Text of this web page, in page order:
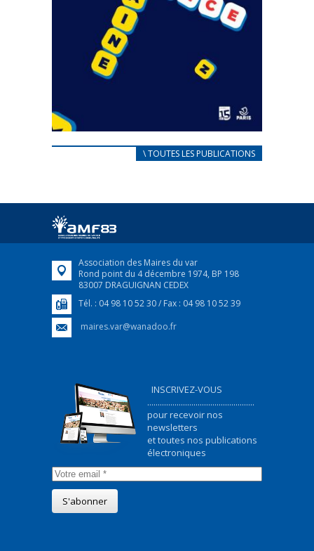
CARNET D’ACCUEIL
Afin d’accompagner au mieux les réfugiés
FEUILLETER
\ TOUTES LES PUBLICATIONS
Association des Maires du var
Rond point du 4 décembre 1974, BP 198
83007 DRAGUIGNAN CEDEX
Tél. : 04 98 10 52 30 / Fax : 04 98 10 52 39
maires.var@wanadoo.fr
INSCRIVEZ-VOUS
...................................................
pour recevoir nos
newsletters
et toutes nos publications
électroniques